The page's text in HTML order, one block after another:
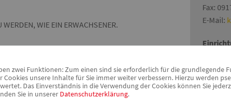
WIE EIN ERWACHSENER.
WIE DU BIST.
DIE ERWACHSENEN ES WOLLEN.
LEBENS GEHÖRT DIR, KEINEM SONST.
Fax:
E-Mail:
Montag
Freitag:
zwei Funktionen: Zum einen sind sie erforderlich für die grundlegende
unsere Inhalte für Sie immer weiter verbessern. Hierzu werden
Das Einverständnis in die Verwendung der Cookies können Sie
Sie in unserer Datenschutzerklärung.